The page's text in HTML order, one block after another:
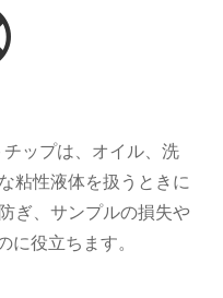
ップは、オイル、洗
粘性液体を扱うときに
ぎ、サンプルの損失や
に役立ちます。